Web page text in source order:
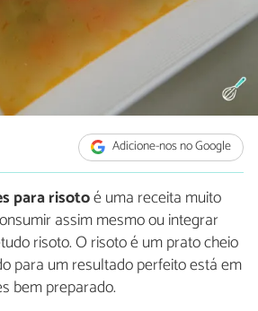
Adicione-nos no Google
para risotoé uma receita muito
assim mesmo ou integrar
risoto. O risoto é um prato cheio
para um resultado perfeito está em
bem preparado.